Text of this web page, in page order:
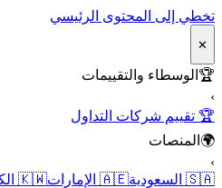
تخطي إلى المحتوى الرئيسي
✕
🏆الوسطاء والتقييمات
🏆 تقييم شركات التداول
🌍المنصات
🇸🇦 السعودية
🇦🇪 الإمارات 🇰🇼 الكويت